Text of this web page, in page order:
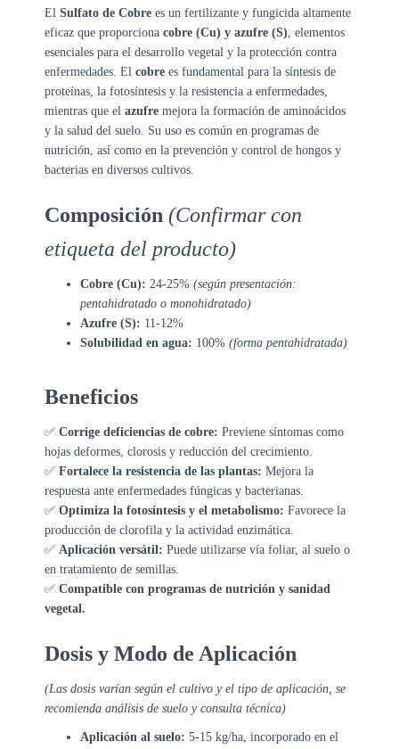
El Sulfato de Cobre es un fertilizante y fungicida altamente
eficaz que proporciona cobre (Cu) y azufre (S), elementos
esenciales para el desarrollo vegetal y la protección contra
enfermedades. El cobre es fundamental para la síntesis de
proteínas, la fotosíntesis y la resistencia a enfermedades,
mientras que el azufre mejora la formación de aminoácidos
y la salud del suelo. Su uso es común en programas de
nutrición, así como en la prevención y control de hongos y
bacterias en diversos cultivos.
Composición (Confirmar con
etiqueta del producto)
Cobre (Cu): 24-25% (según presentación:
pentahidratado o monohidratado)
Azufre (S): 11-12%
Solubilidad en agua: 100% (forma pentahidratada)
Beneficios
✅ Corrige deficiencias de cobre: Previene síntomas como
hojas deformes, clorosis y reducción del crecimiento.
✅ Fortalece la resistencia de las plantas: Mejora la
respuesta ante enfermedades fúngicas y bacterianas.
✅ Optimiza la fotosíntesis y el metabolismo: Favorece la
producción de clorofila y la actividad enzimática.
✅ Aplicación versátil: Puede utilizarse vía foliar, al suelo o
en tratamiento de semillas.
✅ Compatible con programas de nutrición y sanidad
vegetal.
Dosis y Modo de Aplicación
(Las dosis varían según el cultivo y el tipo de aplicación, se
recomienda análisis de suelo y consulta técnica)
Aplicación al suelo: 5-15 kg/ha, incorporado en el